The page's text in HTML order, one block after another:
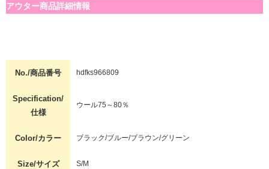
アウター商品詳細情報
No./商品番号 hdfks966809
Specification/
仕様
ウール75～80％
Color/カラー ブラック/ブルー/ブラウン/グリーン
Size/サイズ S/M